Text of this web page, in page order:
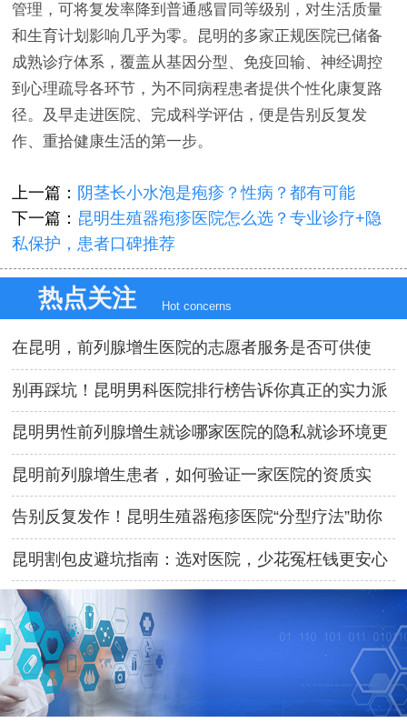
管理，可将复发率降到普通感冒同等级别，对生活质量
和生育计划影响几乎为零。昆明的多家正规医院已储备
成熟诊疗体系，覆盖从基因分型、免疫回输、神经调控
到心理疏导各环节，为不同病程患者提供个性化康复路
径。及早走进医院、完成科学评估，便是告别反复发
作、重拾健康生活的第一步。
上一篇： 阴茎长小水泡是疱疹？性病？都有可能
下一篇： 昆明生殖器疱疹医院怎么选？专业诊疗+隐
私保护，患者口碑推荐
热点关注 Hot concerns
在昆明，前列腺增生医院的志愿者服务是否可供使
用？
别再踩坑！昆明男科医院排行榜告诉你真正的实力派
昆明男性前列腺增生就诊哪家医院的隐私就诊环境更
私密
昆明前列腺增生患者，如何验证一家医院的资质实
力？
告别反复发作！昆明生殖器疱疹医院“分型疗法”助你
彻底康复
昆明割包皮避坑指南：选对医院，少花冤枉钱更安心